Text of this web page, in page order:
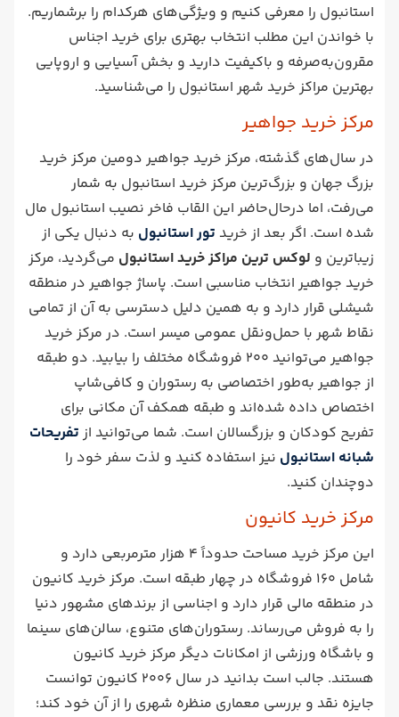
استانبول را معرفی کنیم و ویژگی‌های هرکدام را برشماریم.
با خواندن این مطلب انتخاب بهتری برای خرید اجناس
مقرون‌به‌صرفه و باکیفیت دارید و بخش آسیایی و اروپایی
بهترین مراکز خرید شهر استانبول را می‌شناسید.
مرکز خرید جواهیر
در سال‌های گذشته، مرکز خرید جواهیر دومین مرکز خرید
بزرگ جهان و بزرگ‌ترین مرکز خرید استانبول به شمار
می‌رفت، اما درحال‌حاضر این القاب فاخر نصیب استانبول مال
شده است. اگر بعد از خرید تور استانبول به دنبال یکی از
زیباترین و لوکس ترین مراکز خرید استانبول می‌گردید، مرکز
خرید جواهیر انتخاب مناسبی است. پاساژ جواهیر در منطقه
شیشلی قرار دارد و به همین دلیل دسترسی به آن از تمامی
نقاط شهر با حمل‌ونقل عمومی میسر است. در مرکز خرید
جواهیر می‌توانید 200 فروشگاه مختلف را بیابید. دو طبقه
از جواهیر به‌طور اختصاصی به رستوران و کافی‌شاپ
اختصاص داده شده‌اند و طبقه همکف آن مکانی برای
تفریح کودکان و بزرگسالان است. شما می‌توانید از تفریحات
شبانه استانبول نیز استفاده کنید و لذت سفر خود را
دوچندان کنید.
مرکز خرید کانیون
این مرکز خرید مساحت حدوداً 4 هزار مترمربعی دارد و
شامل 160 فروشگاه در چهار طبقه است. مرکز خرید کانیون
در منطقه مالی قرار دارد و اجناسی از برندهای مشهور دنیا
را به فروش می‌رساند. رستوران‌های متنوع، سالن‌های سینما
و باشگاه ورزشی از امکانات دیگر مرکز خرید کانیون
هستند. جالب است بدانید در سال 2006 کانیون توانست
جایزه نقد و بررسی معماری منظره شهری را از آن خود کند؛